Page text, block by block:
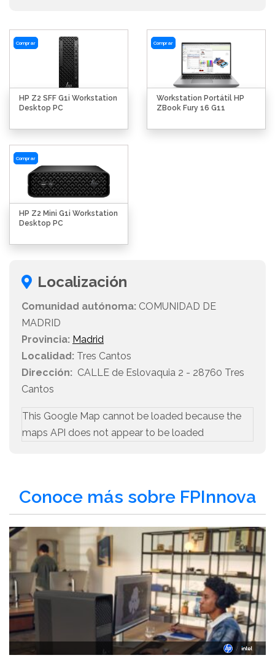
Comprar
HP Z2 SFF G1i Workstation
Desktop PC
Comprar
Workstation Portátil HP
ZBook Fury 16 G11
Comprar
HP Z2 Mini G1i Workstation
Desktop PC
Localización
Comunidad autónoma: COMUNIDAD DE
MADRID
Provincia: Madrid
Localidad: Tres Cantos
Dirección: CALLE de Eslovaquia 2 - 28760 Tres
Cantos
This Google Map cannot be loaded because the
maps API does not appear to be loaded
Conoce más sobre FPInnova